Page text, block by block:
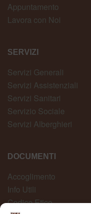
Appuntamento
Lavora con Noi
SERVIZI
Servizi Generali
Servizi Assistenziali
Servizi Sanitari
Servizio Sociale
Servizi Alberghieri
DOCUMENTI
Accoglimento
Info Utili
Codice Etico